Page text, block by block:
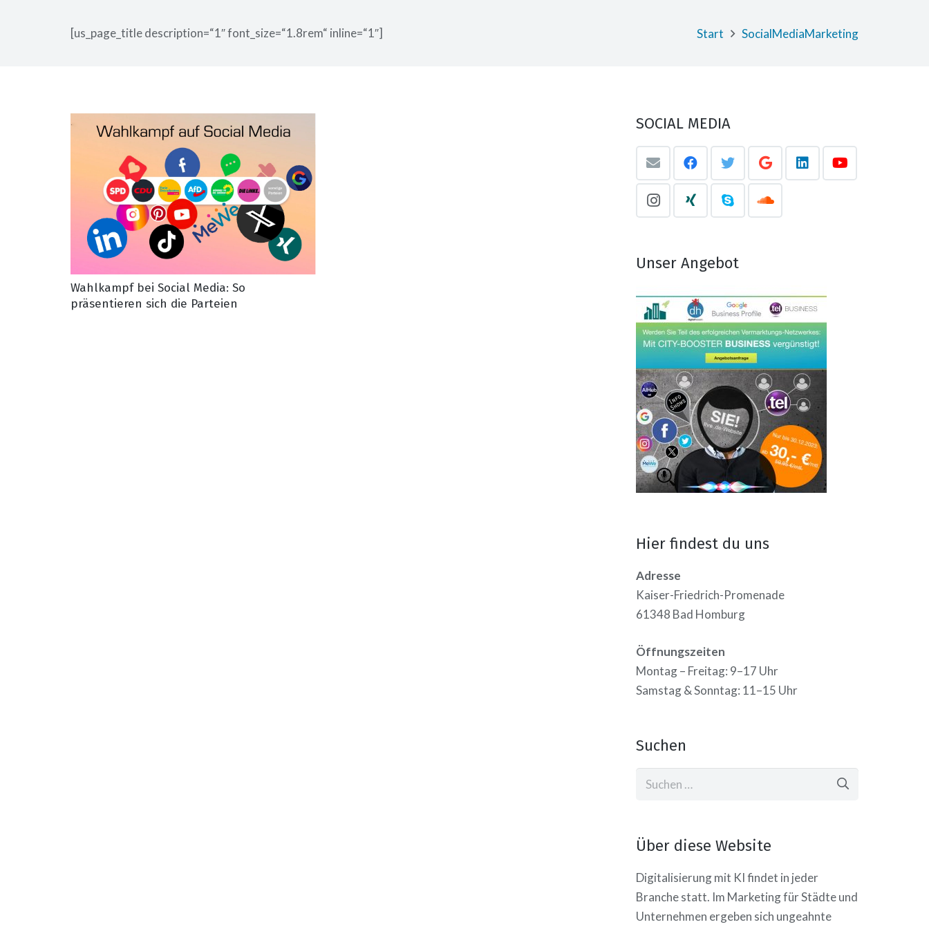
[us_page_title description=“1″ font_size=“1.8rem“ inline=“1″] Start SocialMediaMarketing
Wahlkampf bei Social Media: So
präsentieren sich die Parteien
SOCIAL MEDIA
Unser Angebot
Hier findest du uns
Adresse
Kaiser-Friedrich-Promenade
61348 Bad Homburg
Öffnungszeiten
Montag – Freitag: 9–17 Uhr
Samstag & Sonntag: 11–15 Uhr
Suchen
Suchen
Über diese Website
Digitalisierung mit KI findet in jeder
Branche statt. Im Marketing für Städte und
Unternehmen ergeben sich ungeahnte